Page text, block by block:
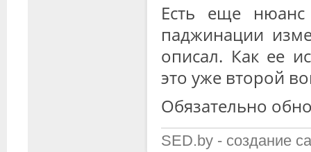
Есть еще
паджинации
описал. Как ее
это уже второй
Обязательно
SED.by - создание